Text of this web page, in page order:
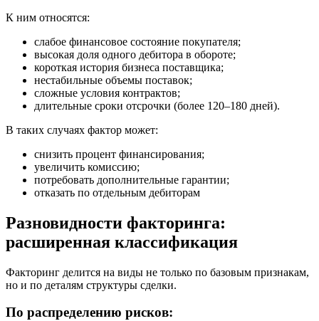
К ним относятся:
слабое финансовое состояние покупателя;
высокая доля одного дебитора в обороте;
короткая история бизнеса поставщика;
нестабильные объемы поставок;
сложные условия контрактов;
длительные сроки отсрочки (более 120–180 дней).
В таких случаях фактор может:
снизить процент финансирования;
увеличить комиссию;
потребовать дополнительные гарантии;
отказать по отдельным дебиторам
Разновидности факторинга:
расширенная классификация
Факторинг делится на виды не только по базовым признакам,
но и по деталям структуры сделки.
По распределению рисков: